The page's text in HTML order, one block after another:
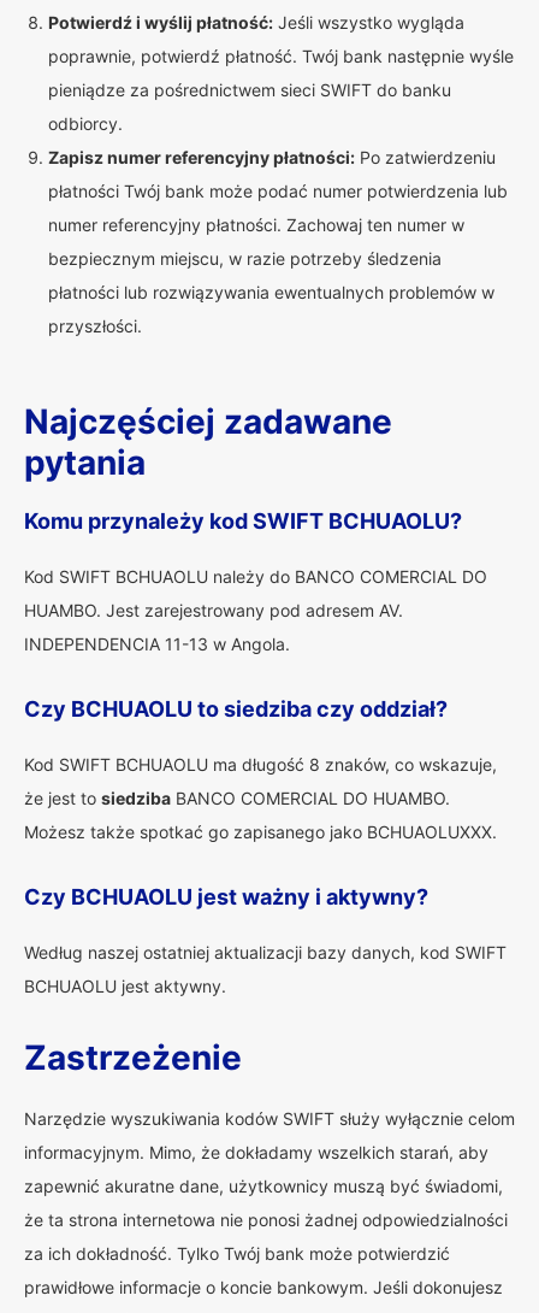
Potwierdź i wyślij płatność: Jeśli wszystko wygląda
poprawnie, potwierdź płatność. Twój bank następnie wyśle
pieniądze za pośrednictwem sieci SWIFT do banku
odbiorcy.
Zapisz numer referencyjny płatności: Po zatwierdzeniu
płatności Twój bank może podać numer potwierdzenia lub
numer referencyjny płatności. Zachowaj ten numer w
bezpiecznym miejscu, w razie potrzeby śledzenia
płatności lub rozwiązywania ewentualnych problemów w
przyszłości.
Najczęściej zadawane
pytania
Komu przynależy kod SWIFT BCHUAOLU?
Kod SWIFT BCHUAOLU należy do BANCO COMERCIAL DO
HUAMBO. Jest zarejestrowany pod adresem AV.
INDEPENDENCIA 11-13 w Angola.
Czy BCHUAOLU to siedziba czy oddział?
Kod SWIFT BCHUAOLU ma długość 8 znaków, co wskazuje,
że jest to siedziba BANCO COMERCIAL DO HUAMBO.
Możesz także spotkać go zapisanego jako BCHUAOLUXXX.
Czy BCHUAOLU jest ważny i aktywny?
Według naszej ostatniej aktualizacji bazy danych, kod SWIFT
BCHUAOLU jest aktywny.
Zastrzeżenie
Narzędzie wyszukiwania kodów SWIFT służy wyłącznie celom
informacyjnym. Mimo, że dokładamy wszelkich starań, aby
zapewnić akuratne dane, użytkownicy muszą być świadomi,
że ta strona internetowa nie ponosi żadnej odpowiedzialności
za ich dokładność. Tylko Twój bank może potwierdzić
prawidłowe informacje o koncie bankowym. Jeśli dokonujesz